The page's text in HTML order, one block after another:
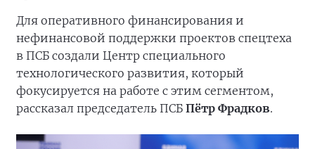
Для оперативного финансирования и
нефинансовой поддержки проектов спецтеха
в ПСБ создали Центр специального
технологического развития, который
фокусируется на работе с этим сегментом,
рассказал председатель ПСБ Пётр Фрадков.